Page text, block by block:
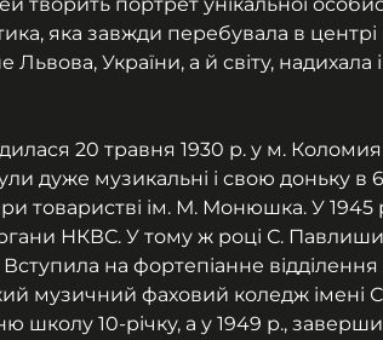
творить портрет унікальної
яка завжди перебувала в центрі
України, а й світу, надихала
20 травня 1930 р. у м.
дуже музикальні і свою доньку в
товаристві ім. М. Монюшка. У 1945
НКВС. У тому ж році С.
на фортепіанне відділення
музичний фаховий коледж імені
школу 10-річку, а у 1949 р.,